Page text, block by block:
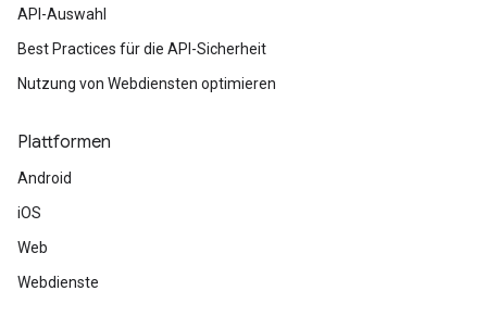
API-Auswahl
Best Practices für die API-Sicherheit
Nutzung von Webdiensten optimieren
Plattformen
Android
iOS
Web
Webdienste